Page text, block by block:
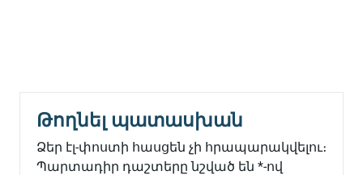
Թողնել պատասխան
Ձեր էլ-փոստի հասցեն չի հրապարակվելու։
Պարտադիր դաշտերը նշված են *-ով